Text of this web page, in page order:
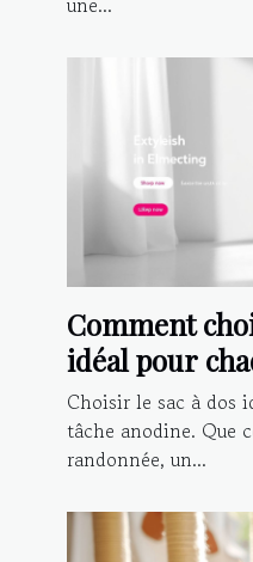
Comment
idéal pour
Choisir le sac à dos
tâche anodine. Que
randonnée, un...